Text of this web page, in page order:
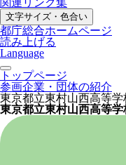
関連リンク集
文字サイズ・色合い
都庁総合ホームページ
読み上げる
Language
トップページ
参画企業・団体の紹介
東京都立東村山西高等学
東京都立東村山西高等学